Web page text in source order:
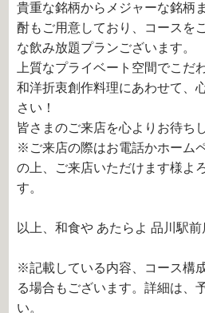
貴重な銘柄からメジャーな銘柄
酎もご用意しており、コースを
な飲み放題プランございます。
上質なプライベート空間でこだ
和洋折衷創作料理にあわせて、
さい！
皆さまのご来店を心よりお待ち
※ご来店の際はお電話かホーム
の上、ご来店いただけます様よ
す。
以上、和食や あたらよ 品川駅前
※記載している内容、コース構
る場合もございます。詳細は、
い。